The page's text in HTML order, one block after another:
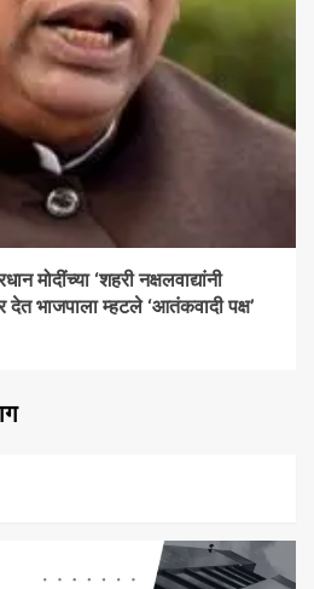
मोदींच्या ‘शहरी नक्षलवाद्यांनी
देत भाजपाला म्हटले ‘आतंकवादी पक्ष’